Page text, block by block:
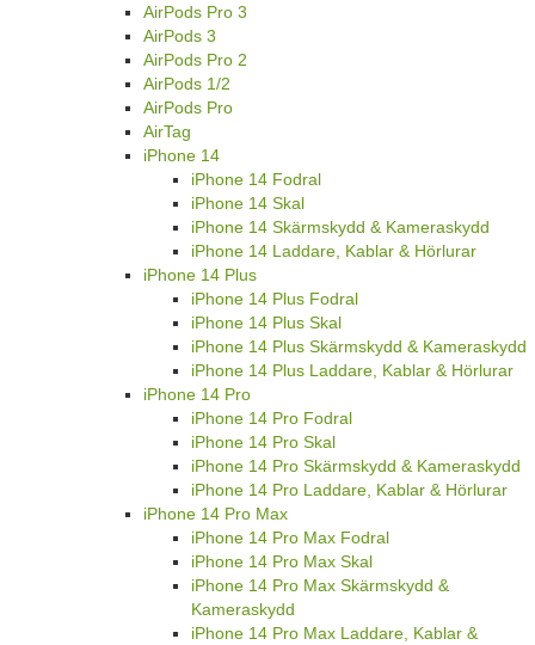
AirPods Pro 3
AirPods 3
AirPods Pro 2
AirPods 1/2
AirPods Pro
AirTag
iPhone 14
iPhone 14 Fodral
iPhone 14 Skal
iPhone 14 Skärmskydd & Kameraskydd
iPhone 14 Laddare, Kablar & Hörlurar
iPhone 14 Plus
iPhone 14 Plus Fodral
iPhone 14 Plus Skal
iPhone 14 Plus Skärmskydd & Kameraskydd
iPhone 14 Plus Laddare, Kablar & Hörlurar
iPhone 14 Pro
iPhone 14 Pro Fodral
iPhone 14 Pro Skal
iPhone 14 Pro Skärmskydd & Kameraskydd
iPhone 14 Pro Laddare, Kablar & Hörlurar
iPhone 14 Pro Max
iPhone 14 Pro Max Fodral
iPhone 14 Pro Max Skal
iPhone 14 Pro Max Skärmskydd &
Kameraskydd
iPhone 14 Pro Max Laddare, Kablar &